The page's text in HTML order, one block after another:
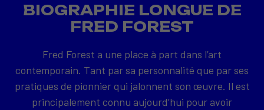
BIOGRAPHIE LONGUE DE
FRED FOREST
Fred Forest a une place à part dans l’art
contemporain. Tant par sa personnalité que par ses
pratiques de pionnier qui jalonnent son œuvre. Il est
principalement connu aujourd’hui pour avoir